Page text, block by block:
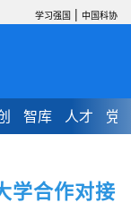
智库 人才 党
学习强国 | 中国科协
学合作对接